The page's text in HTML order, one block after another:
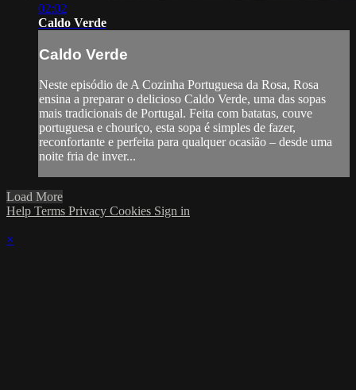
02:02
Caldo Verde
Caldo Verde
Neste episódio de A Cozinha Portuguesa da Rosa, Rosa
ensina a preparar o delicioso Caldo Verde, uma das sopas
mais tradicionais de Portugal. Feita com batatas, couve
portuguesa e chouriço, esta sopa é simples de fazer,
reconfortante e perfeita para qualquer ocasião – desde uma
noite fria de inver...
Load More
Help Terms Privacy Cookies Sign in
×